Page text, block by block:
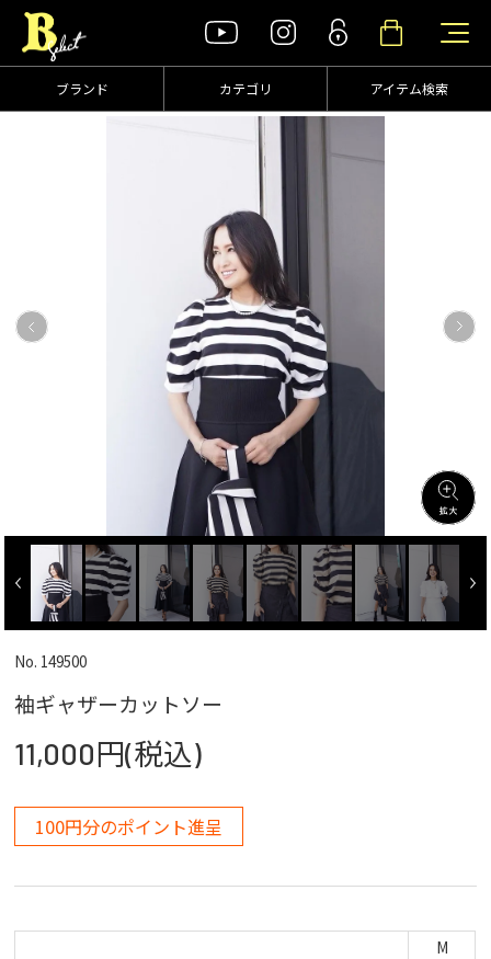
ブランド カテゴリ アイテム検索
No. 149500
袖ギャザーカットソー
11,000円(税込)
100円分のポイント進呈
M